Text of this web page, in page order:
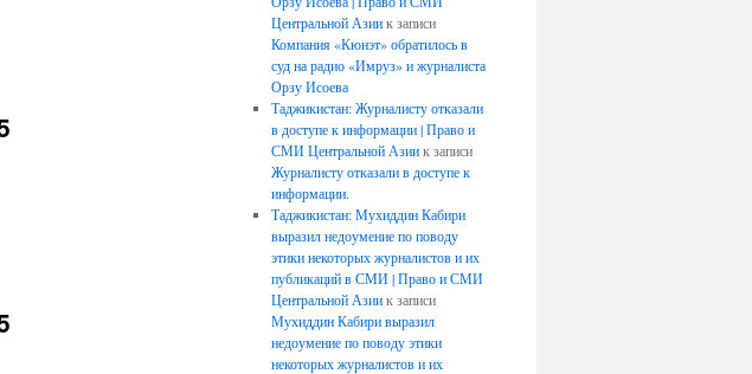
Центральной Азиик записи
Компания «Кюнэт» обратилось в
суд на радио «Имруз» и журналиста
Орзу Исоева
Таджикистан: Журналисту отказали
в доступе к информации | Право и
СМИ Центральной Азиик записи
Журналисту отказали в доступе к
информации.
Таджикистан: Мухиддин Кабири
выразил недоумение по поводу
этики некоторых журналистов и их
публикаций в СМИ | Право и СМИ
Центральной Азиик записи
Мухиддин Кабири выразил
недоумение по поводу этики
некоторых журналистов и их